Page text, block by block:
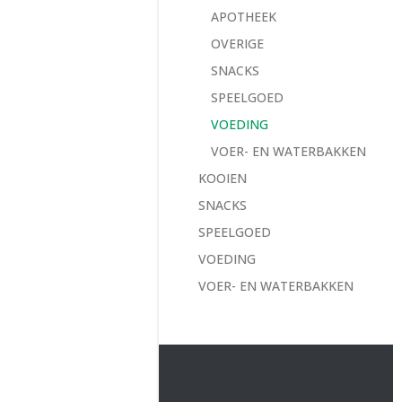
APOTHEEK
OVERIGE
SNACKS
SPEELGOED
VOEDING
VOER- EN WATERBAKKEN
KOOIEN
SNACKS
SPEELGOED
VOEDING
VOER- EN WATERBAKKEN